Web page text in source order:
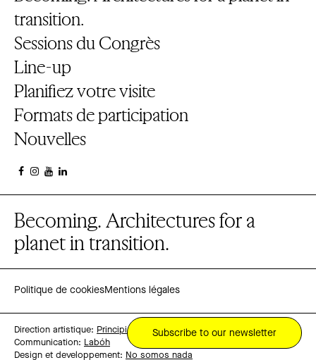
transition.
Sessions du Congrès
Line-up
Planifiez votre visite
Formats de participation
Nouvelles
Becoming. Architectures for a
planet in transition.
Politique de cookiesMentions légales
Direction artistique: Principi
Communication: Labóh
Design et developpement: No somos nada
Subscribe to our newsletter